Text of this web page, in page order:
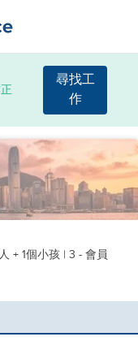
尋找工
作
+ 1個小孩 | 3 - 會員